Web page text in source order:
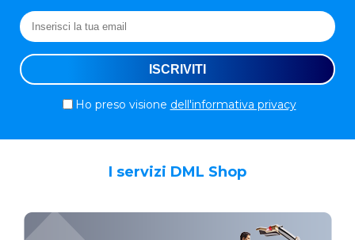
Ho preso visione dell'informativa privacy
I servizi DML Shop